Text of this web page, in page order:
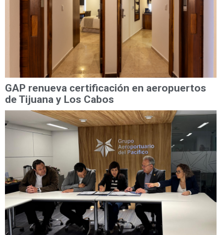
GAP renueva certificación en aeropuertos
de Tijuana y Los Cabos